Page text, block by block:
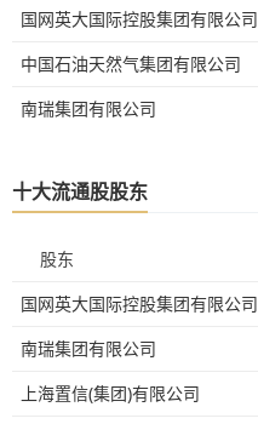
国网英大国际控股集团有限公司
中国石油天然气集团有限公司
南瑞集团有限公司
十大流通股股东
股东
国网英大国际控股集团有限公司
南瑞集团有限公司
上海置信(集团)有限公司